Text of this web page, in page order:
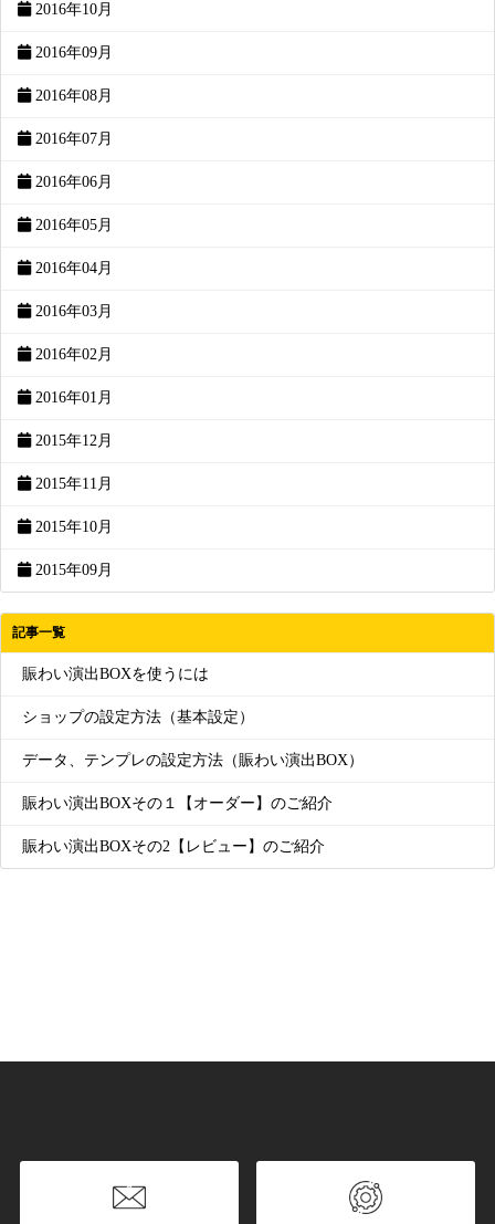
2016年10月
2016年09月
2016年08月
2016年07月
2016年06月
2016年05月
2016年04月
2016年03月
2016年02月
2016年01月
2015年12月
2015年11月
2015年10月
2015年09月
記事一覧
賑わい演出BOXを使うには
ショップの設定方法（基本設定）
データ、テンプレの設定方法（賑わい演出BOX）
賑わい演出BOXその１【オーダー】のご紹介
賑わい演出BOXその2【レビュー】のご紹介